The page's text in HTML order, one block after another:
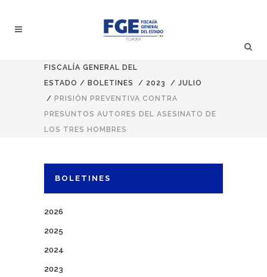
FISCALÍA GENERAL DEL
ESTADO / BOLETINES / 2023 / JULIO
/ PRISIÓN PREVENTIVA CONTRA
PRESUNTOS AUTORES DEL ASESINATO DE
LOS TRES HOMBRES
BOLETINES
2026
2025
2024
2023